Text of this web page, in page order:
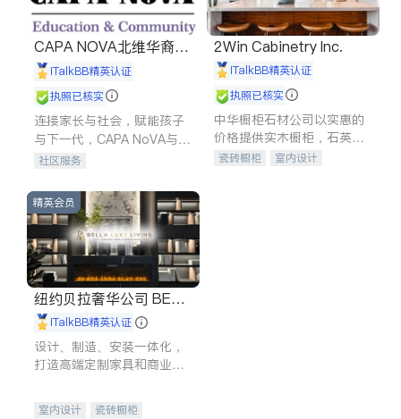
CAPA NOVA北维华裔家
长会iTalkBB精英认证
执照已核实
连接家长与社会，赋能孩子
与下一代，CAPA NoVA与您
携手建设包容、公平、充满
社区服务
2Win Cabinetry Inc.
iTalkBB精英认证
执照已核实
中华橱柜石材公司以实惠的
价格提供实木橱柜，石英石
台面，多种优质不锈钢水
瓷砖橱柜
室内设计
精英会员
纽约贝拉奢华公司 BELL
A LUXE
iTalkBB精英认证
设计、制造、安装一体化，
打造高端定制家具和商业空
室内设计
瓷砖橱柜